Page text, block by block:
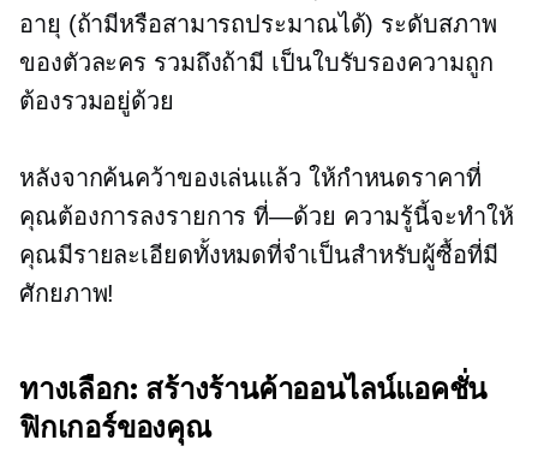
อายุ (ถ้ามีหรือสามารถประมาณได้) ระดับสภาพ
ของตัวละคร รวมถึงถ้ามี เป็นใบรับรองความถูก
ต้องรวมอยู่ด้วย
หลังจากค้นคว้าของเล่นแล้ว ให้กำหนดราคาที่
คุณต้องการลงรายการที่—ด้วย ความรู้นี้จะทำให้
คุณมีรายละเอียดทั้งหมดที่จำเป็นสำหรับผู้ซื้อที่มี
ศักยภาพ!
ทางเลือก: สร้างร้านค้าออนไลน์แอคชั่น
ฟิกเกอร์ของคุณ